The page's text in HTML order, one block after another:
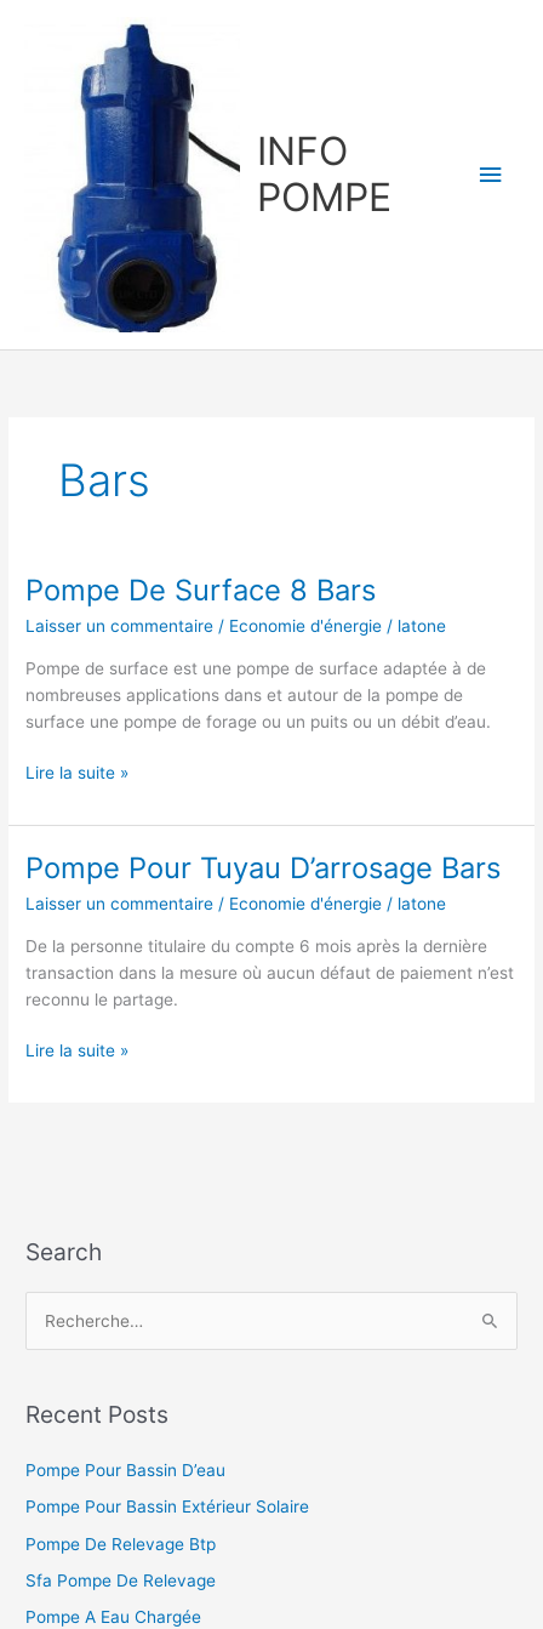
INFO
POMPE
Bars
Pompe De Surface 8 Bars
Laisser un commentaire / Economie d'énergie / latone
Pompe de surface est une pompe de surface adaptée à de
nombreuses applications dans et autour de la pompe de
surface une pompe de forage ou un puits ou un débit d’eau.
Pompe
Surface
8
Bars
Lire la suite »
Pompe Pour Tuyau D’arrosage Bars
Laisser un commentaire / Economie d'énergie / latone
De la personne titulaire du compte 6 mois après la dernière
transaction dans la mesure où aucun défaut de paiement n’est
reconnu le partage.
Pompe
Lire la suite »
Search
h
r
c
h
Recent Posts
Pompe Pour Bassin D’eau
Pompe Pour Bassin Extérieur Solaire
Pompe De Relevage Btp
Sfa Pompe De Relevage
Pompe A Eau Chargée